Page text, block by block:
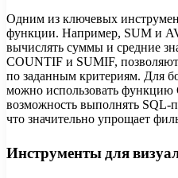
Одним из ключевых
функции. Например, SUM и
вычислять суммы и средние
COUNTIF и SUMIF,
по заданным критериям. Для
можно использовать функцию
возможность выполнять
что значительно упрощает
Инструменты для